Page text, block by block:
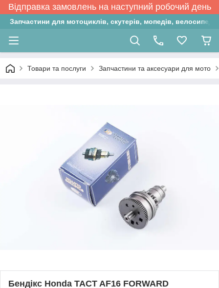
Відправка замовлень на наступний робочий день
Запчастини для мотоциклів, скутерів, мопедів,
Товари та послуги Запчастини та аксесуари для мото
Бендікс Honda TACT AF16 FORWARD